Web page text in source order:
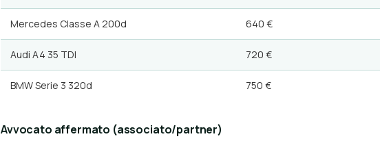
Mercedes Classe A 200d 640 €
Audi A4 35 TDI 720 €
BMW Serie 3 320d 750 €
Avvocato affermato (associato/partner)